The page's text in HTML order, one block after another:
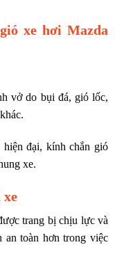
xe hơi Mazda
vở do bụi đá, gió lốc,
đại, kính chắn gió
xe.
xe
trang bị chịu lực và
toàn hơn trong việc